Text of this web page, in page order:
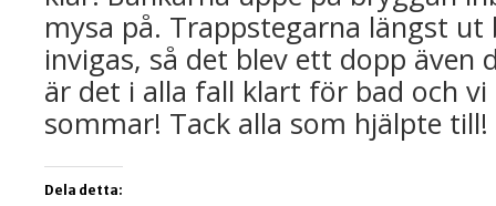
mysa på. Trappstegarna längst ut
invigas, så det blev ett dopp även
är det i alla fall klart för bad och vi
sommar! Tack alla som hjälpte till!
Dela detta: